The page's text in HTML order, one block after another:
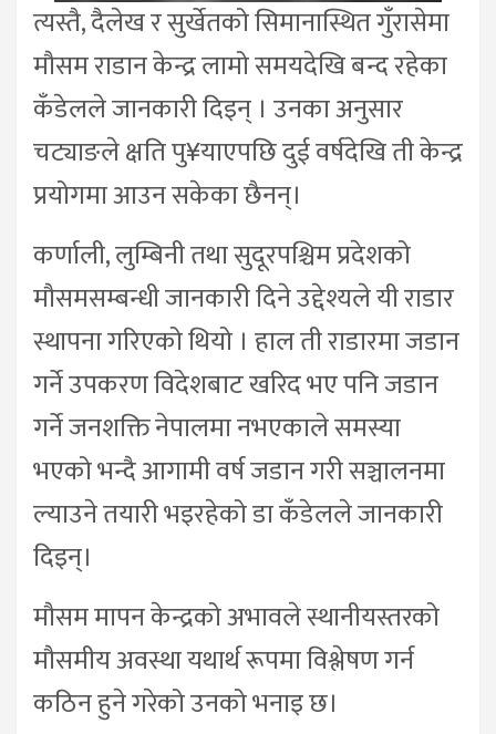
त्यस्तै, दैलेख र सुर्खेतको सिमानास्थित गुँरासेमा
मौसम राडान केन्द्र लामो समयदेखि बन्द रहेका
कँडेलले जानकारी दिइन् । उनका अनुसार
चट्याङले क्षति पु¥याएपछि दुई वर्षदेखि ती केन्द्र
प्रयोगमा आउन सकेका छैनन्।
कर्णाली, लुम्बिनी तथा सुदूरपश्चिम प्रदेशको
मौसमसम्बन्धी जानकारी दिने उद्देश्यले यी राडार
स्थापना गरिएको थियो । हाल ती राडारमा जडान
गर्ने उपकरण विदेशबाट खरिद भए पनि जडान
गर्ने जनशक्ति नेपालमा नभएकाले समस्या
भएको भन्दै आगामी वर्ष जडान गरी सञ्चालनमा
ल्याउने तयारी भइरहेको डा कँडेलले जानकारी
दिइन्।
मौसम मापन केन्द्रको अभावले स्थानीयस्तरको
मौसमीय अवस्था यथार्थ रूपमा विश्लेषण गर्न
कठिन हुने गरेको उनको भनाइ छ।